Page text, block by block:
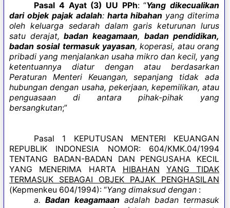
Pasal 4 Ayat (3) UU PPh: “Yang dikecualikan
dari objek pajak adalah: harta hibahan yang diterima
oleh keluarga sedarah dalam garis keturunan lurus
satu derajat, badan keagamaan, badan pendidikan,
badan sosial termasuk yayasan, koperasi, atau orang
pribadi yang menjalankan usaha mikro dan kecil, yang
ketentuannya diatur dengan atau berdasarkan
Peraturan Menteri Keuangan, sepanjang tidak ada
hubungan dengan usaha, pekerjaan, kepemilikan, atau
penguasaan di antara pihak-pihak yang
bersangkutan;”
Pasal 1 KEPUTUSAN MENTERI KEUANGAN
REPUBLIK INDONESIA NOMOR: 604/KMK.04/1994
TENTANG BADAN-BADAN DAN PENGUSAHA KECIL
YANG MENERIMA HARTA HIBAHAN
YANG TIDAK
TERMASUK SEBAGAI OBJEK PAJAK PENGHASILAN
(Kepmenkeu 604/1994): “Yang dimaksud dengan :
a.Badan keagamaan adalah badan termasuk